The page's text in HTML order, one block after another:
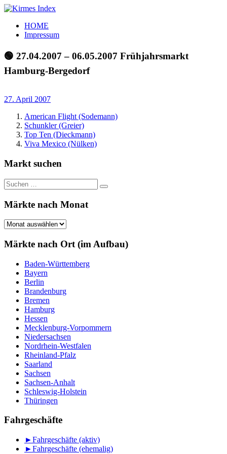
Zum
springen
Kirmes
Index
Tourpläne
der
letzten
Jahre
HOME
Impressum
🟢 27.04.2007 – 06.05.2007 Frühjahrsmarkt
Hamburg-Bergedorf
27. April 2007
American Flight (Sodemann)
Schunkler (Greier)
Top Ten (Dieckmann)
Viva Mexico (Nülken)
Markt suchen
Suchen
nach:
Suchen
Märkte nach Monat
Märkte
Monat
Märkte nach Ort (im Aufbau)
Baden-Württemberg
Bayern
Berlin
Brandenburg
Bremen
Hamburg
Hessen
Mecklenburg-Vorpommern
Niedersachsen
Nordrhein-Westfalen
Rheinland-Pfalz
Saarland
Sachsen
Sachsen-Anhalt
Schleswig-Holstein
Thüringen
Fahrgeschäfte
►Fahrgeschäfte (aktiv)
►Fahrgeschäfte (ehemalig)